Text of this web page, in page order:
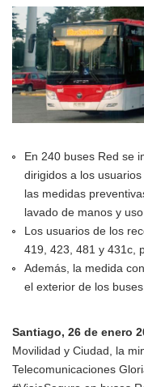
En 240 buses Red se
dirigidos a los
las medidas
lavado de manos y
Los usuarios de los
419, 423, 481 y 431c,
Además, la medida
el exterior de los
Santiago, 26 de enero
Movilidad y Ciudad, la
Telecomunicaciones